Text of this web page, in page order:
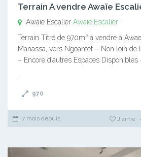
Terrain A vendre Awaïe
Awaïe Escalier Awaïe Escalier
Terrain Titré de 970m² à vendre à
Manassa, vers Ngoantet – Non loin de
– Encore d’autres Espaces Disponibles
970
7 mois depuis J'aime